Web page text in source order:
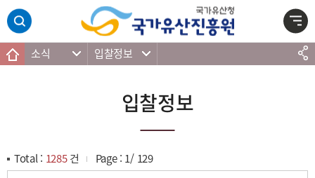
본문 바로가기
주메뉴 바로가기
하단 바로가기
소식 입찰정보
입찰정보
Total : 1285건 Page : 1/ 129